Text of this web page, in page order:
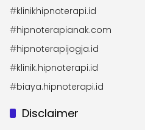
#klinikhipnoterapi.id
#hipnoterapianak.com
#hipnoterapijogja.id
#klinik.hipnoterapi.id
#biaya.hipnoterapi.id
Disclaimer